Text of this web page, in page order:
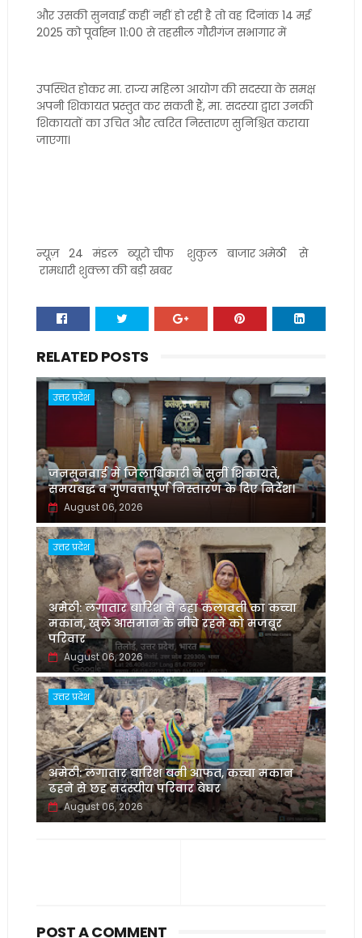
और उसकी सुनवाई कहीं नहीं हो रही है तो वह दिनांक 14 मई
2025 को पूर्वाह्न 11:00 से तहसील गौरीगंज सभागार में
उपस्थित होकर मा. राज्य महिला आयोग की सदस्या के समक्ष
अपनी शिकायत प्रस्तुत कर सकती हैं, मा. सदस्या द्वारा उनकी
शिकायतों का उचित और त्वरित निस्तारण सुनिश्चित कराया
जाएगा।
न्यूज़ 24 मंडल ब्यूरो चीफ शुकुल बाजार अमेठी से
रामधारी शुक्ला की बड़ी खबर
RELATED POSTS
उत्तर प्रदेश
जनसुनवाई में जिलाधिकारी ने सुनीं शिकायतें,
समयबद्ध व गुणवत्तापूर्ण निस्तारण के दिए निर्देश।
August 06, 2026
उत्तर प्रदेश
अमेठी: लगातार बारिश से ढहा कलावती का कच्चा
मकान, खुले आसमान के नीचे रहने को मजबूर
परिवार
August 06, 2026
उत्तर प्रदेश
अमेठी: लगातार बारिश बनी आफत, कच्चा मकान
ढहने से छह सदस्यीय परिवार बेघर
August 06, 2026
POST A COMMENT